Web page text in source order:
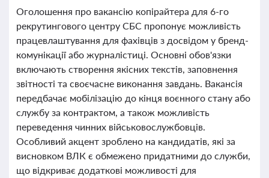
Оголошення про вакансію копірайтера для 6-го
рекрутингового центру СБС пропонує можливість
працевлаштування для фахівців з досвідом у бренд-
комунікації або журналістиці. Основні обов'язки
включають створення якісних текстів, заповнення
звітності та своєчасне виконання завдань. Вакансія
передбачає мобілізацію до кінця воєнного стану або
службу за контрактом, а також можливість
переведення чинних військовослужбовців.
Особливий акцент зроблено на кандидатів, які за
висновком ВЛК є обмежено придатними до служби,
що відкриває додаткові можливості для